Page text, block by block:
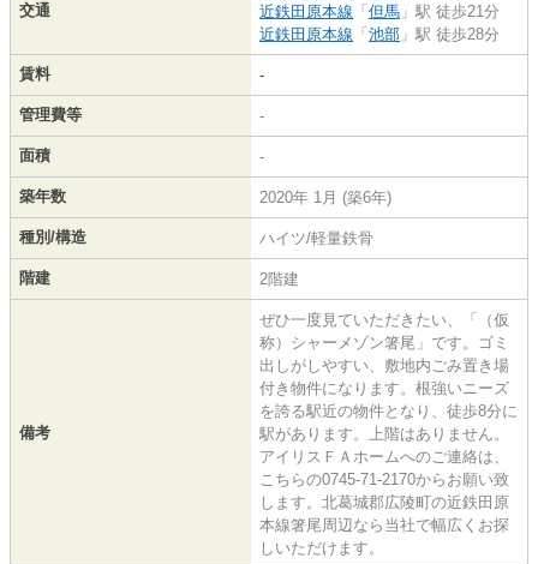
交通
近鉄田原本線 「 但馬 」駅 徒歩21分
近鉄田原本線 「 池部 」駅 徒歩28分
賃料 -
管理費等 -
面積 -
築年数 2020年 1月 (築6年)
種別/構造 ハイツ/軽量鉄骨
階建 2階建
備考
ぜひ一度見ていただきたい、「（仮
称）シャーメゾン箸尾」です。ゴミ
出しがしやすい、敷地内ごみ置き場
付き物件になります。根強いニーズ
を誇る駅近の物件となり、徒歩8分に
駅があります。上階はありません。
アイリスＦＡホームへのご連絡は、
こちらの0745-71-2170からお願い致
します。北葛城郡広陵町の近鉄田原
本線箸尾周辺なら当社で幅広くお探
しいただけます。